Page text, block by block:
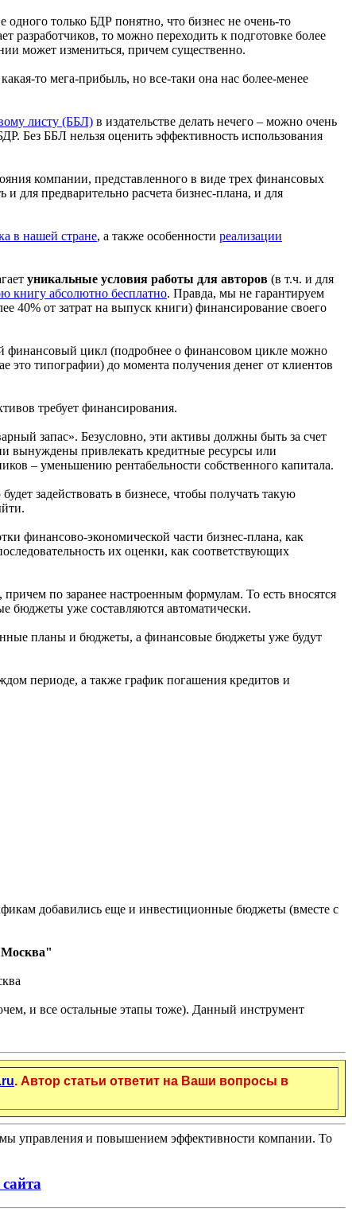
только БДР понятно, что бизнес не очень-то
то можно переходить к подготовке более
может измениться, причем существенно.
то мега-прибыль, но все-таки она нас более-менее
листу (ББЛ) в издательстве делать нечего – можно очень
Без ББЛ нельзя оценить эффективность использования
компании, представленного в виде трех финансовых
для предварительно расчета бизнес-плана, и для
в нашей стране, а также особенности реализации
уникальные условия работы для авторов (в т.ч. и для
книгу абсолютно бесплатно. Правда, мы не гарантируем
40% от затрат на выпуск книги) финансирование своего
финансовый цикл (подробнее о финансовом цикле можно
это типографии) до момента получения денег от клиентов
требует финансирования.
запас». Безусловно, эти активы должны быть за счет
вынуждены привлекать кредитные ресурсы или
– уменьшению рентабельности собственного капитала.
задействовать в бизнесе, чтобы получать такую
финансово-экономической части бизнес-плана, как
их оценки, как соответствующих
по заранее настроенным формулам. То есть вносятся
бюджеты уже составляются автоматически.
планы и бюджеты, а финансовые бюджеты уже будут
периоде, а также график погашения кредитов и
добавились еще и инвестиционные бюджеты (вместе с
и все остальные этапы тоже). Данный инструмент
. Автор статьи ответит на Ваши вопросы в
управления и повышением эффективности компании. То